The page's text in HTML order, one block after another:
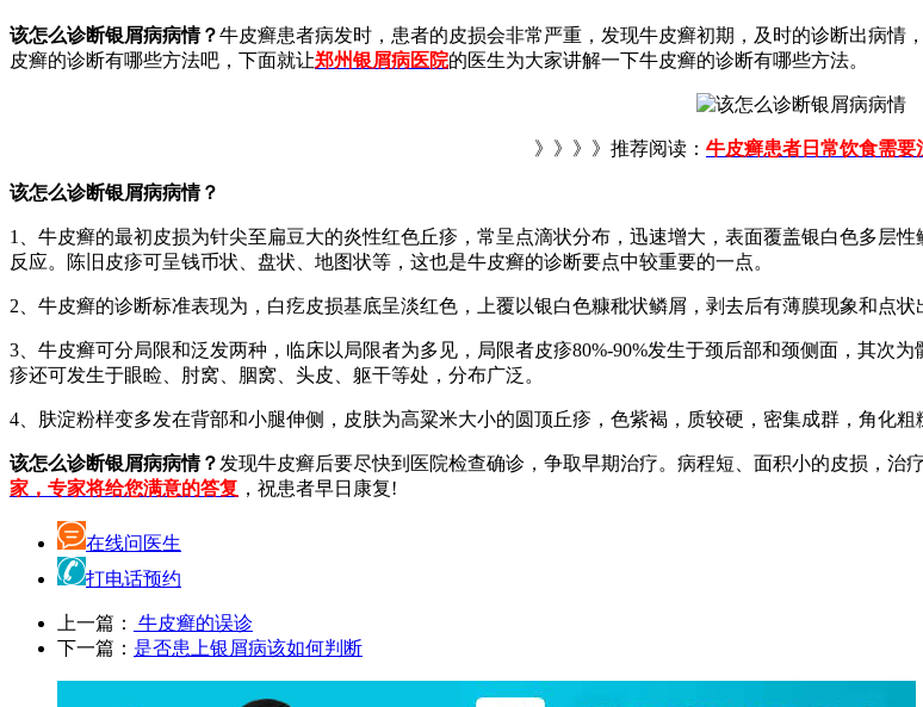
该怎么诊断银屑病病情？牛皮癣患者病发时，患者的皮损会非常严重，发现牛皮癣初期，及时的诊断出病
皮癣的诊断有哪些方法吧，下面就让郑州银屑病医院的医生为大家讲解一下牛皮癣的诊断有哪些方法。
》》》》推荐阅读： 牛皮癣患者日常饮食需要
该怎么诊断银屑病病情？
1、牛皮癣的最初皮损为针尖至扁豆大的炎性红色丘疹，常呈点滴状分布，迅速增大，表面覆盖银白色多层
反应。陈旧皮疹可呈钱币状、盘状、地图状等，这也是牛皮癣的诊断要点中较重要的一点。
2、牛皮癣的诊断标准表现为，白疙皮损基底呈淡红色，上覆以银白色糠秕状鳞屑，剥去后有薄膜现象和点状
3、牛皮癣可分局限和泛发两种，临床以局限者为多见，局限者皮疹80%-90%发生于颈后部和颈侧面，其次
疹还可发生于眼睑、肘窝、胭窝、头皮、躯干等处，分布广泛。
4、肤淀粉样变多发在背部和小腿伸侧，皮肤为高粱米大小的圆顶丘疹，色紫褐，质较硬，密集成群，角化粗
该怎么诊断银屑病病情？发现牛皮癣后要尽快到医院检查确诊，争取早期治疗。病程短、面积小的皮损，治
家，专家将给您满意的答复 ，祝患者早日康复!
在线问医生
打电话预约
上一篇：
牛皮癣的误诊
下一篇： 是否患上银屑病该如何判断